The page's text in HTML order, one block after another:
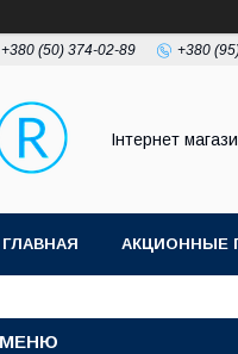
+380 (50) 374-02-89 +380
Інтернет
ГЛАВНАЯ АКЦИОННЫЕ